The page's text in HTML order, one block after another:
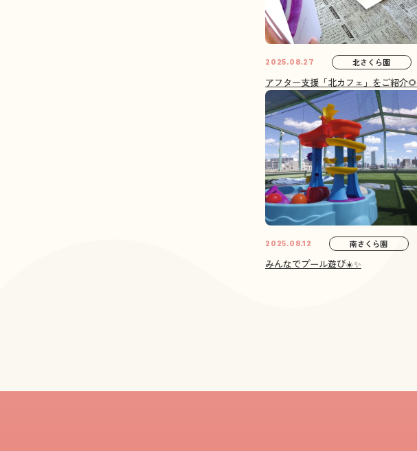
2025.08.27 北さくら園
アフター支援「北カフェ」をご紹介🌻
2025.08.12 南さくら園
みんなでプール遊び☀️✨